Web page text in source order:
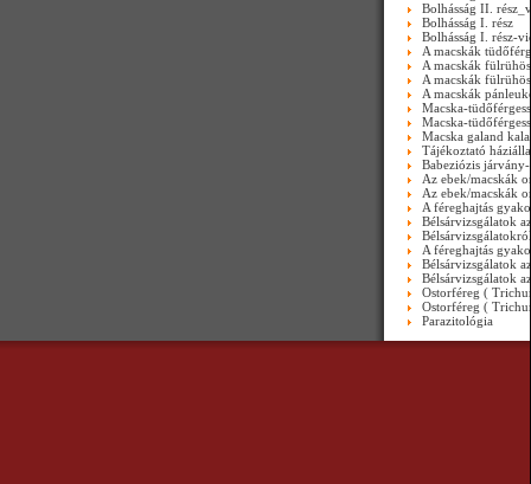
Bolhásság II.
Bolhásság I. rész
Bolhásság I. rész-
A macskák
A macskák
A macskák
A macskák
Macska-
Macska-
Macska galand
Tájékoztató
Babeziózis
Az ebek/macskák
Az ebek/macskák
A féreghajtás
Bélsárvizsgálatok
A féreghajtás
Bélsárvizsgálatok
Bélsárvizsgálatok
Ostorféreg (
Ostorféreg (
Parazitológia